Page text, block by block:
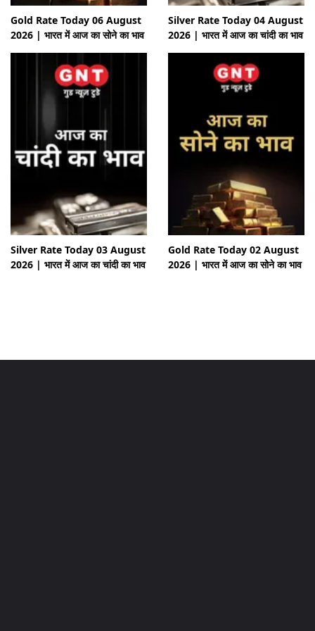
Gold Rate Today 06 August
2026 | भारत में आज का सोने का भाव
Silver Rate Today 04 August
2026 | भारत में आज का चांदी का भाव
Silver Rate Today 03 August
2026 | भारत में आज का चांदी का भाव
Gold Rate Today 02 August
2026 | भारत में आज का सोने का भाव